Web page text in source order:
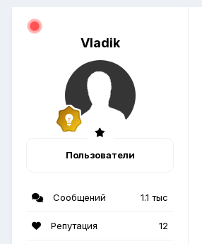
Vladik
Пользователи
Сообщений 1.1 тыс
Репутация 12